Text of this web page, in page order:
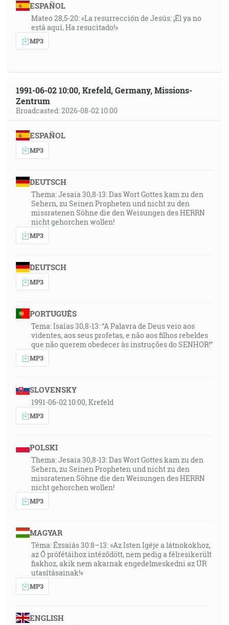
ESPAÑOL
Mateo 28,5-20: «La resurrección de Jesús: ¡Él ya no
está aquí, Ha resucitado!»
MP3
1991-06-02 10:00, Krefeld, Germany, Missions-
Zentrum
Broadcasted: 2026-08-02 10:00
ESPAÑOL
MP3
DEUTSCH
Thema: Jesaia 30,8-13: Das Wort Gottes kam zu den
Sehern, zu Seinen Propheten und nicht zu den
missratenen Söhne die den Weisungen des HERRN
nicht gehorchen wollen!
MP3
DEUTSCH
MP3
PORTUGUÊS
Tema: Isaías 30,8-13: “A Palavra de Deus veio aos
videntes, aos seus profetas, e não aos filhos rebeldes
que não querem obedecer às instruções do SENHOR!”
MP3
SLOVENSKY
1991-06-02 10:00, Krefeld
MP3
POLSKI
Thema: Jesaia 30,8-13: Das Wort Gottes kam zu den
Sehern, zu Seinen Propheten und nicht zu den
missratenen Söhne die den Weisungen des HERRN
nicht gehorchen wollen!
MP3
MAGYAR
Téma: Ézsaiás 30:8–13: »Az Isten Igéje a látnokokhoz,
az Ő prófétáihoz intéződött, nem pedig a félresikerült
fiakhoz, akik nem akarnak engedelmeskedni az ÚR
utasításainak!«
MP3
ENGLISH